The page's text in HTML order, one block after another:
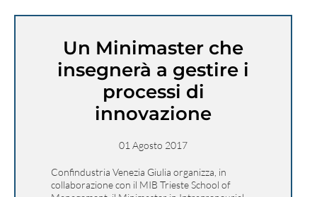
Un Minimaster che
insegnerà a gestire i
processi di
innovazione
01 Agosto 2017
Confindustria Venezia Giulia organizza, in
collaborazione con il MIB Trieste School of